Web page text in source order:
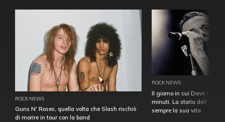
ROCK NEWS
Guns N' Roses, quella volta che Slash rischiò
di morire in tour con la band
ROCK NEWS
Il giorno in cui Dave
minuti. La storia
sempre la sua vita